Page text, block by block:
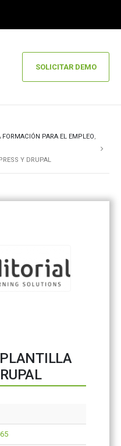
SOLICITAR DEMO
FORMACIÓN PARA EL EMPLEO,
Y DRUPAL